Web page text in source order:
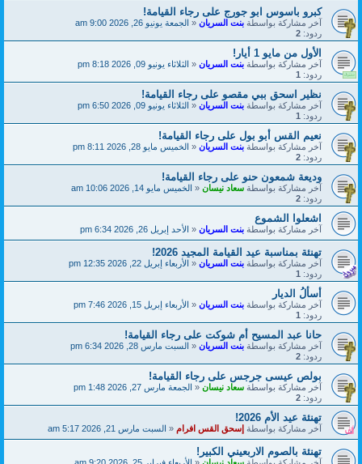
كبرو باسوس ابو جورج على رجاء القيامة!
آخر مشاركة بواسطة بنت السريان « الجمعة يونيو 26, 2026 9:00 am
ردود: 2
الأول من مايو 1 أيار!
آخر مشاركة بواسطة بنت السريان « الثلاثاء يونيو 09, 2026 8:18 pm
ردود: 1
نظير اسحق ببي مقصو على رجاء القيامة!
آخر مشاركة بواسطة بنت السريان « الثلاثاء يونيو 09, 2026 6:50 pm
ردود: 1
نعيم القس أبو بول على رجاء القيامة!
آخر مشاركة بواسطة بنت السريان « الخميس مايو 28, 2026 8:11 pm
ردود: 2
وديعة شمعون حنو على رجاء القيامة!
آخر مشاركة بواسطة سعاد نيسان « الخميس مايو 14, 2026 10:06 am
ردود: 2
اشعلوا الشموع
آخر مشاركة بواسطة بنت السريان « الأحد إبريل 26, 2026 6:34 pm
تهنئة بمناسبة عيد القيامة المجيد 2026!
آخر مشاركة بواسطة بنت السريان « الأربعاء إبريل 22, 2026 12:35 pm
ردود: 1
أسألُ الديار
آخر مشاركة بواسطة بنت السريان « الأربعاء إبريل 15, 2026 7:46 pm
ردود: 1
حانا عبد المسيح أم شوكت على رجاء القيامة!
آخر مشاركة بواسطة بنت السريان « السبت مارس 28, 2026 6:34 pm
ردود: 2
بولص عيسى جرجس على رجاء القيامة!
آخر مشاركة بواسطة سعاد نيسان « الجمعة مارس 27, 2026 1:48 pm
ردود: 2
تهنئة عيد الأم 2026!
آخر مشاركة بواسطة إسحق القس افرام « السبت مارس 21, 2026 5:17 am
تهنئة بالصوم الاربعيني الكبير!